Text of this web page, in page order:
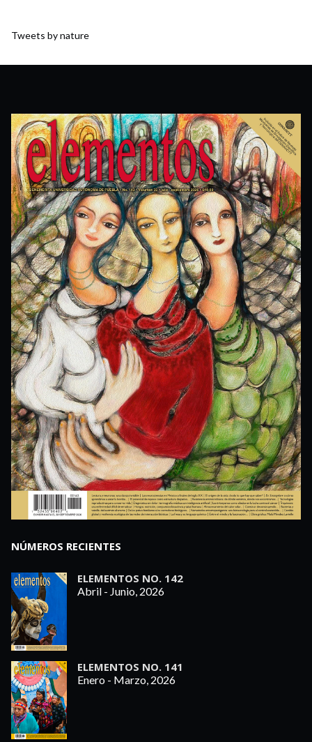
Tweets by nature
NÚMEROS RECIENTES
ELEMENTOS NO. 142
Abril - Junio, 2026
ELEMENTOS NO. 141
Enero - Marzo, 2026